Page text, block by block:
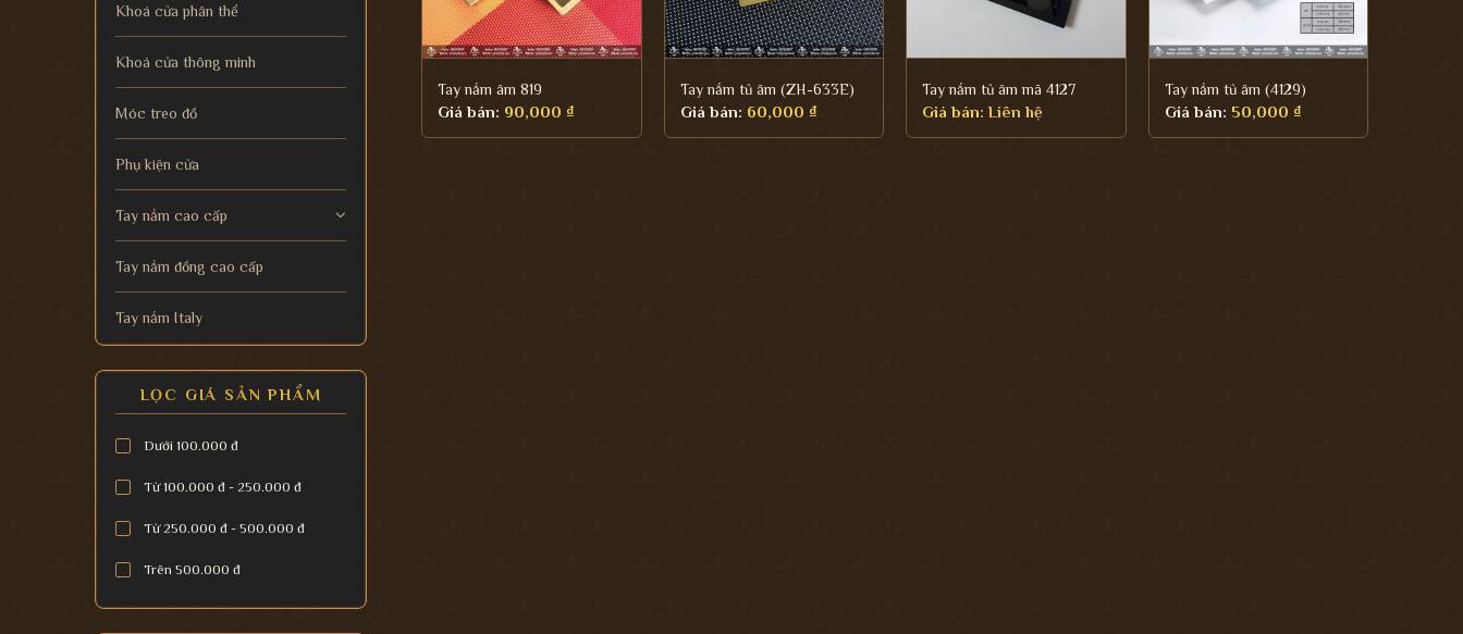
Khoá cửa phân thể
Khoá cửa thông minh
Móc treo đồ
Phụ kiện cửa
Tay nắm cao cấp
Tay nắm đồng cao cấp
Tay nắm Italy
LỌC GIÁ SẢN PHẨM
Dưới 100.000 đ
Từ 100.000 đ - 250.000 đ
Từ 250.000 đ - 500.000 đ
Trên 500.000 đ
Tay nắm âm 819
Giá bán: 90,000 ₫
Tay nắm tủ âm (ZH-633E)
Giá bán: 60,000 ₫
Tay nắm tủ âm mã 4127
Giá bán:Liên hệ
Tay nắm tủ âm (4129)
Giá bán: 50,000 ₫